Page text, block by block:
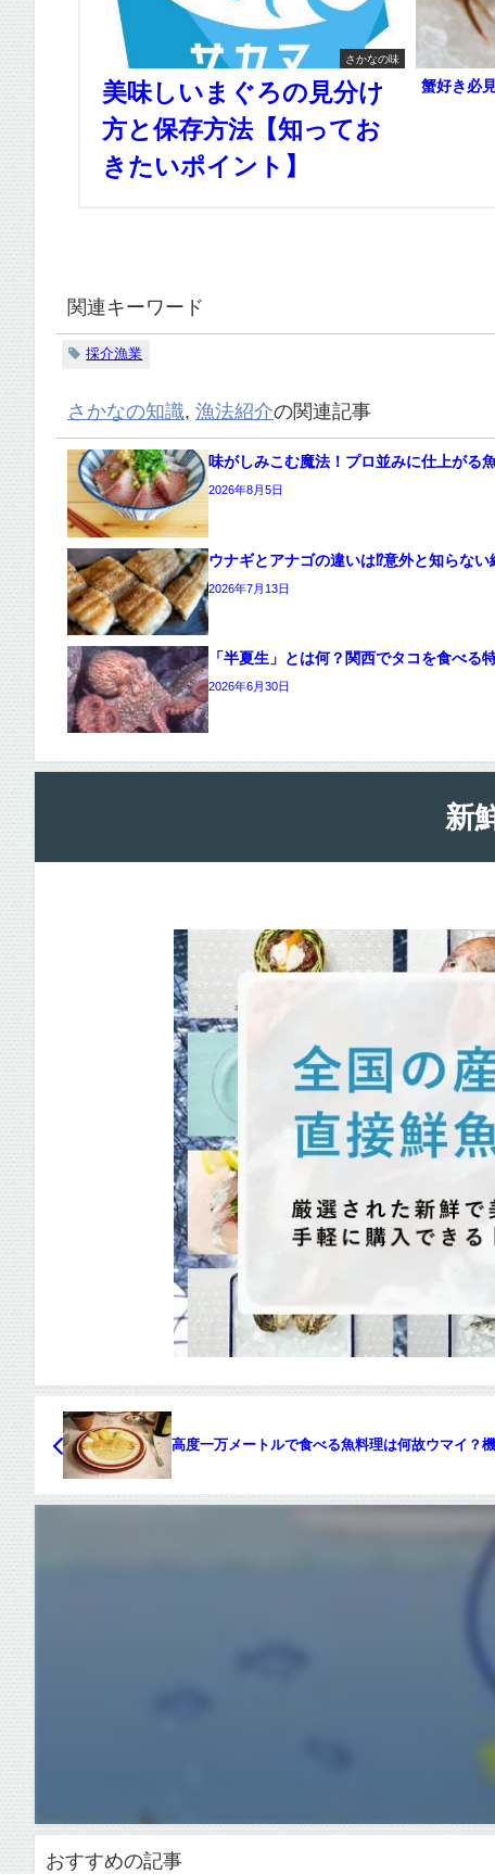
さかなの味
美味しいまぐろの見分け
方と保存方法【知ってお
きたいポイント】
蟹好き必
関連キーワード
採介漁業
さかなの知識, 漁法紹介の関連記事
味がしみこむ魔法！プロ並みに仕上がる
2026年8月5日
ウナギとアナゴの違いは⁉意外と知らない
2026年7月13日
「半夏生」とは何？関西でタコを食べる
2026年6月30日
新
高度一万メートルで食べる魚料理は何故ウマイ？
おすすめの記事